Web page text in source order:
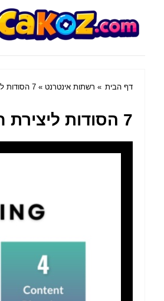
Cakoz.com
דף הבית » רשתות אינטרנט » 7 הסודות ליצירת חומר תוכן שיווקי מעניין במדיה חברתית
7 הסודות ליצירת חומר תוכן שיווקי מעניין במדיה חברתית